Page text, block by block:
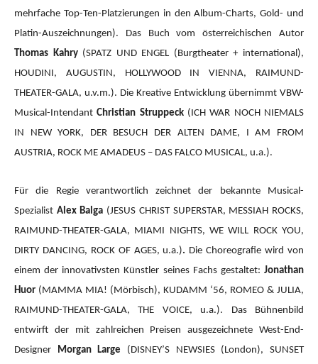
mehrfache Top-Ten-Platzierungen in den Album-Charts, Gold- und
Platin-Auszeichnungen). Das Buch vom österreichischen Autor
Thomas Kahry(SPATZ UND ENGEL (Burgtheater + international),
HOUDINI, AUGUSTIN, HOLLYWOOD IN VIENNA, RAIMUND-
THEATER-GALA, u.v.m.). Die Kreative Entwicklung übernimmt VBW-
Musical-IntendantChristian Struppeck(ICH WAR NOCH NIEMALS
IN NEW YORK, DER BESUCH DER ALTEN DAME, I AM FROM
AUSTRIA, ROCK ME AMADEUS – DAS FALCO MUSICAL, u.a.).
Für die Regie verantwortlich zeichnet der bekannte Musical-
Spezialist Alex Balga (JESUS CHRIST SUPERSTAR, MESSIAH ROCKS,
RAIMUND-THEATER-GALA, MIAMI NIGHTS, WE WILL ROCK YOU,
DIRTY DANCING, ROCK OF AGES, u.a.). Die Choreografie wird von
einem der innovativsten Künstler seines Fachs gestaltet: Jonathan
Huor (MAMMA MIA! (Mörbisch), KUDAMM ‘56, ROMEO & JULIA,
RAIMUND-THEATER-GALA, THE VOICE, u.a.). Das Bühnenbild
entwirft der mit zahlreichen Preisen ausgezeichnete West-End-
Designer Morgan Large (DISNEY’S NEWSIES (London), SUNSET